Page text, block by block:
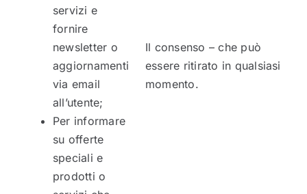
servizi e
fornire
newsletter o
aggiornamenti
via email
all’utente;
Per informare
su offerte
speciali e
prodotti o
Il consenso – che può
essere ritirato in qualsiasi
momento.